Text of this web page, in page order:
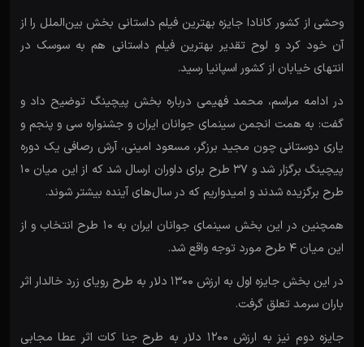
وحشی از کشور کانادا جایزه بهترین فیلم داستانی بخش بین‌الملل را از
آن خود کرد و لوح تقدیر بهترین فیلم داستانی هم به سوسک در
انتهای خیابان از کشور اسپانیا رسید.
در ادامه مراسم، محمد فهیمی درباره بخش پیچینگ توضیح داد و
گفت: به همت انجمن سینمای جوانان ایران و جشنواره سی و پنجم و
یاری دوستانی چون مجید برزگر، مسعود امینی، آرش رصافی یک دوره
پیچینگ برگزار شد و ۳۷ طرح برای داوران ارسال شد که از این میان ۱۰
طرح برگزیده شدند و امیدواریم که در سال‌های آینده بیشتر شوند.
همچنین در این بخش سینمای جوانان ایران به ۱۰ طرح انتخاب و از
این میان ۴ طرح مورد توجه واقع شد.
در این بخش جایزه اول به ارزش ۱۳۰۰ دلار به طرح رویای زرد خالدار اثر
باران سرمد تعلق گرفت.
جایزه دوم نیز به ارزش ۱۲۰۰ دلار به طرح جنا کات اثر عطا مجابی